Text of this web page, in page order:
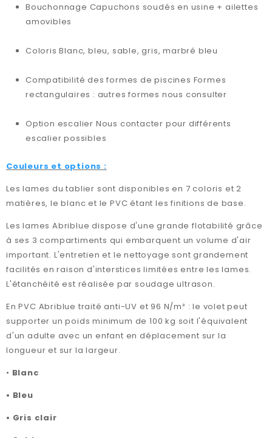
Bouchonnage Capuchons soudés en usine + ailettes
amovibles
Coloris Blanc, bleu, sable, gris, marbré bleu
Compatibilité des formes de piscines Formes
rectangulaires : autres formes nous consulter
Option escalier Nous contacter pour différents
escalier possibles
Couleurs et options :
Les lames du tablier sont disponibles en 7 coloris et 2
matières, le blanc et le PVC étant les finitions de base.
Les lames Abriblue dispose d'une grande flotabilité grâce
à ses 3 compartiments qui embarquent un volume d'air
important. L'entretien et le nettoyage sont grandement
facilités en raison d'interstices limitées entre les lames.
L'étanchéité est réalisée par soudage ultrason.
En PVC Abriblue traité anti-UV et 96 N/m² : le volet peut
supporter un poids minimum de 100 kg soit l'équivalent
d'un adulte avec un enfant en déplacement sur la
longueur et sur la largeur.
• Blanc
• Bleu
• Gris clair